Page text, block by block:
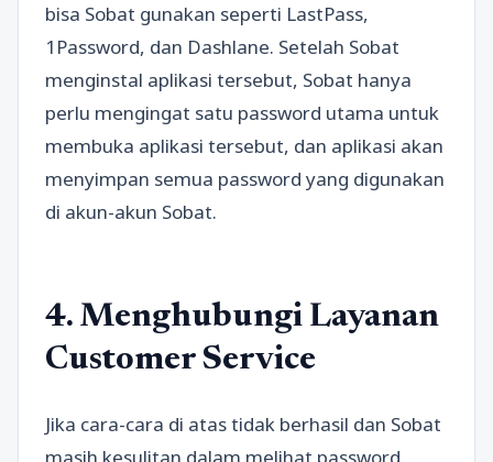
bisa Sobat gunakan seperti LastPass,
1Password, dan Dashlane. Setelah Sobat
menginstal aplikasi tersebut, Sobat hanya
perlu mengingat satu password utama untuk
membuka aplikasi tersebut, dan aplikasi akan
menyimpan semua password yang digunakan
di akun-akun Sobat.
4. Menghubungi Layanan
Customer Service
Jika cara-cara di atas tidak berhasil dan Sobat
masih kesulitan dalam melihat password